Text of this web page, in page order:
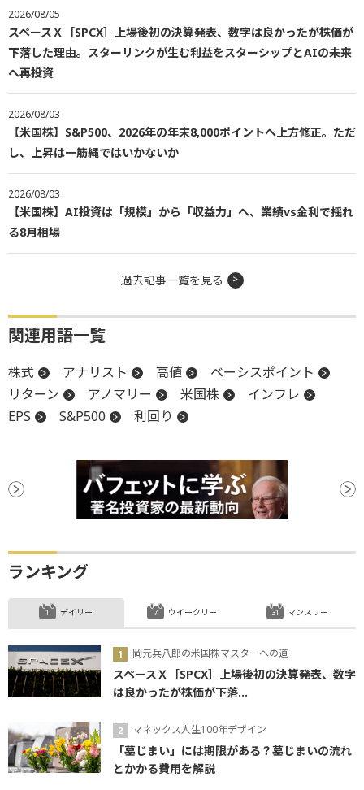
2026/08/05
スペースＸ［SPCX］上場後初の決算発表、数字は良かったが株価が
下落した理由。スターリンクが生む利益をスターシップとAIの未来
へ再投資
2026/08/03
【米国株】S&P500、2026年の年末8,000ポイントへ上方修正。ただ
し、上昇は一筋縄ではいかないか
2026/08/03
【米国株】AI投資は「規模」から「収益力」へ、業績vs金利で揺れ
る8月相場
過去記事一覧を見る
関連用語一覧
株式 アナリスト 高値
ベーシスポイント
リターン
アノマリー 米国株
インフレ
EPS
S&P500 利回り
ランキング
デイリー
岡元兵八郎の米国株マスターへの道
スペースＸ［SPCX］上場後初の決算発表、数字
は良かったが株価が下落...
マネックス人生100年デザイン
「墓じまい」には期限がある？墓じまいの流れ
とかかる費用を解説
ウイークリー マンスリー